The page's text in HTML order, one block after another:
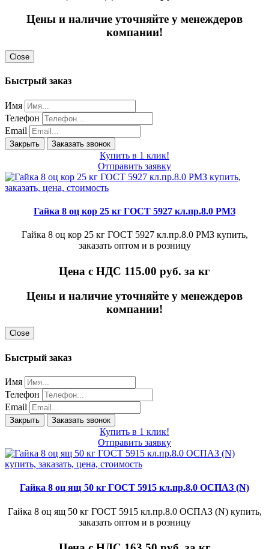
Цены и наличие уточняйте у менеждеров
компании!
Close
Быстрый заказ
Имя
Телефон
Email
Закрыть Заказать звонок
Купить в 1 клик!
Отправить заявку
Гайка 8 оц кор 25 кг ГОСТ 5927 кл.пр.8.0 РМЗ
Гайка 8 оц кор 25 кг ГОСТ 5927 кл.пр.8.0 РМЗ купить,
заказать оптом и в розницу
Цена с НДС 115.00 руб. за кг
Цены и наличие уточняйте у менеждеров
компании!
Close
Быстрый заказ
Имя
Телефон
Email
Закрыть Заказать звонок
Купить в 1 клик!
Отправить заявку
Гайка 8 оц ящ 50 кг ГОСТ 5915 кл.пр.8.0 ОСПАЗ (N)
Гайка 8 оц ящ 50 кг ГОСТ 5915 кл.пр.8.0 ОСПАЗ (N) купить,
заказать оптом и в розницу